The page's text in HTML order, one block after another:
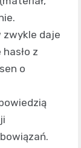
zwykle daje
z
o